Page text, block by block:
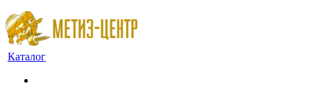
Каталог